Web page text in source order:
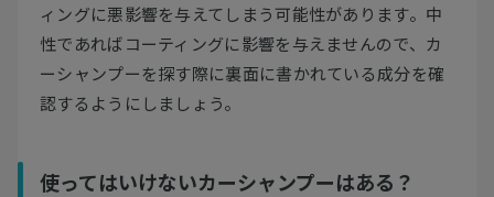
ィングに悪影響を与えてしまう可能性があります。中
性であればコーティングに影響を与えませんので、カ
ーシャンプーを探す際に裏面に書かれている成分を確
認するようにしましょう。
使ってはいけないカーシャンプーはある？